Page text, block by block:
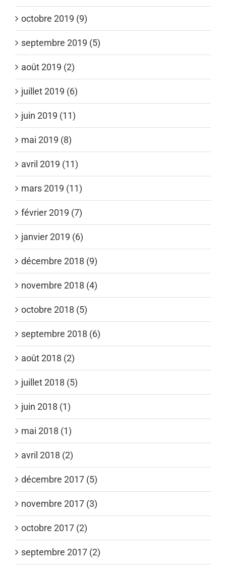
octobre 2019 (9)
septembre 2019 (5)
août 2019 (2)
juillet 2019 (6)
juin 2019 (11)
mai 2019 (8)
avril 2019 (11)
mars 2019 (11)
février 2019 (7)
janvier 2019 (6)
décembre 2018 (9)
novembre 2018 (4)
octobre 2018 (5)
septembre 2018 (6)
août 2018 (2)
juillet 2018 (5)
juin 2018 (1)
mai 2018 (1)
avril 2018 (2)
décembre 2017 (5)
novembre 2017 (3)
octobre 2017 (2)
septembre 2017 (2)